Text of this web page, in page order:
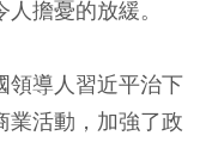
擔憂的放緩。
領導人習近平治下
業活動，加強了政